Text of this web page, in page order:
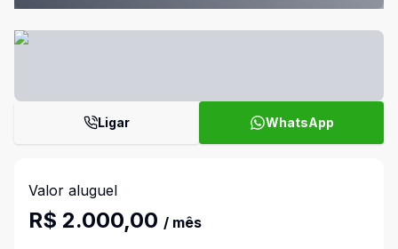
Ligar WhatsApp
Valor aluguel
R$ 2.000,00 / mês